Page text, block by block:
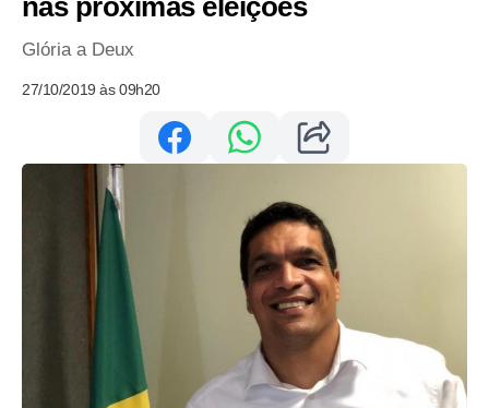
nas próximas eleições
Glória a Deux
27/10/2019 às 09h20